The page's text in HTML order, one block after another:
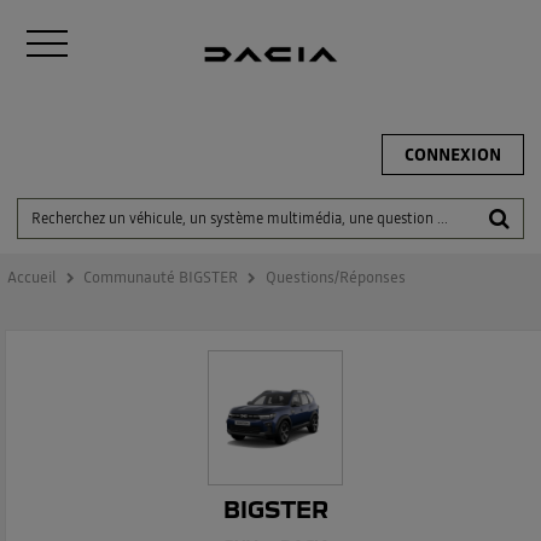
CONNEXION
Accueil Communauté BIGSTER Questions/Réponses
BIGSTER